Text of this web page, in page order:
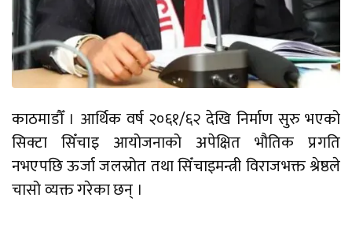
काठमाडौँ । आर्थिक वर्ष २०६१/६२ देखि निर्माण सुरु भएको
सिक्टा सिँचाइ आयोजनाको अपेक्षित भौतिक प्रगति
नभएपछि ऊर्जा जलस्रोत तथा सिँचाइमन्त्री विराजभक्त श्रेष्ठले
चासो व्यक्त गरेका छन् ।